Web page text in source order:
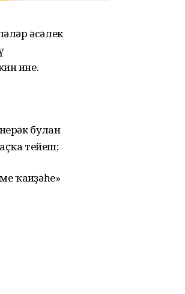
әсәлек
ине.
булған
тейеш;
ҡағиҙәһе»